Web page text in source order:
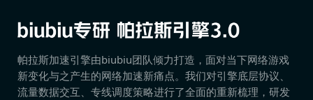
帕拉斯加速引擎由biubiu团队倾力打造，面对当下网络游戏
新变化与之产生的网络加速新痛点。我们对引擎底层协议、
流量数据交互、专线调度策略进行了全面的重新梳理，研发